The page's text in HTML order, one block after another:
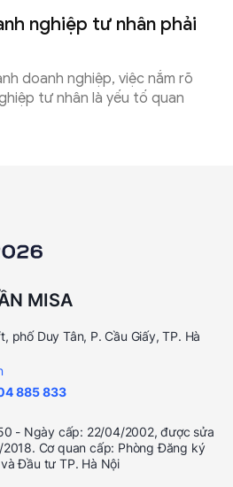
nghiệp tư nhân phải
doanh nghiệp, việc nắm rõ
tư nhân là yếu tố quan
MISA
phố Duy Tân, P. Cầu Giấy, TP. Hà
885 833
- Ngày cấp: 22/04/2002, được sửa
Cơ quan cấp: Phòng Đăng ký
Đầu tư TP. Hà Nội